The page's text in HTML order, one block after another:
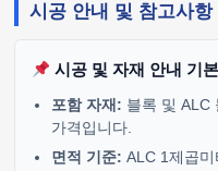
시공 안내 및 참고사항
시공 및 자재 안내 기
포함 자재: 블록 및 ALC
가격입니다.
면적 기준: ALC 1제곱